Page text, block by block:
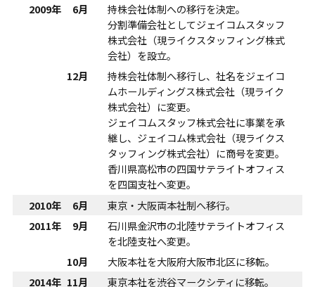
2009年
6月
持株会社体制への移行を決定。
分割準備会社としてジェイコムスタッフ
株式会社（現ライクスタッフィング株式
会社）を設立。
12月
持株会社体制へ移行し、社名をジェイコ
ムホールディングス株式会社（現ライク
株式会社）に変更。
ジェイコムスタッフ株式会社に事業を承
継し、ジェイコム株式会社（現ライクス
タッフィング株式会社）に商号を変更。
香川県高松市の四国サテライトオフィス
を四国支社へ変更。
2010年
6月
東京・大阪両本社制へ移行。
2011年
9月
石川県金沢市の北陸サテライトオフィス
を北陸支社へ変更。
10月
大阪本社を大阪府大阪市北区に移転。
2014年 11月
東京本社を渋谷マークシティに移転。